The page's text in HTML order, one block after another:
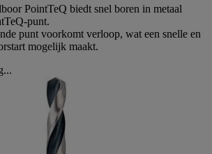
PointTeQ biedt snel boren in metaal
punt.
punt voorkomt verloop, wat een snelle en
mogelijk maakt.